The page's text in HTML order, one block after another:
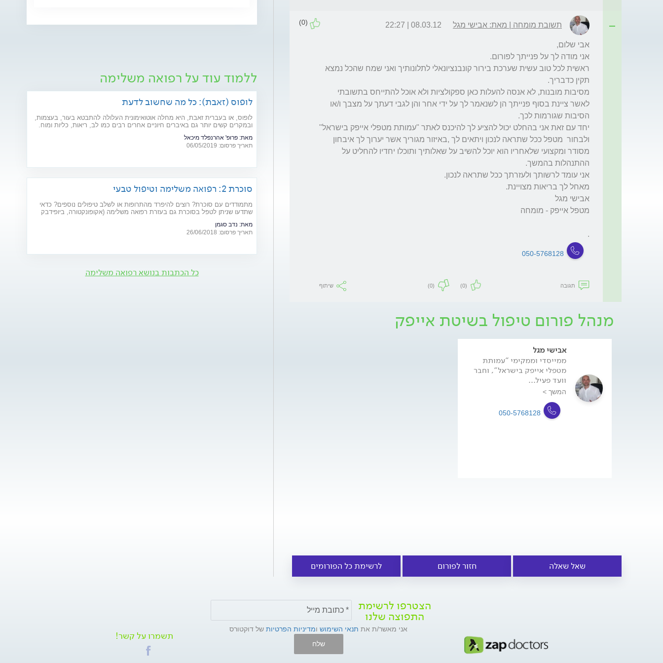
תשובת מומחה | מאת: אבישי מגל 08.03.12 | 22:27
(0)
.
050-5768128
תגובה (0)
(0) שיתוף
מנהל פורום טיפול בשיטת אייפק
אבישי מגל
ממייסדי וממקימי "עמותת
מטפלי אייפק בישראל", וחבר
וועד פעיל...
המשך >
050-5768128
שאל שאלה חזור לפורום לרשימת כל הפורומים
ללמוד עוד על רפואה משלימה
לופוס (זאבת): כל מה שחשוב לדעת
לופוס, או בעברית זאבת, היא מחלה אוטואימונית העלולה להתבטא בעור, בעצמות,
ובמקרים קשים יותר גם באיברים חיוניים אחרים רבים כמו לב, ריאות, כליות ומוח.
בשנים האחרונות? כתבה לרגל יום המודעות למחלה (10.5)
מאת: פרופ' אהרנפלד מיכאל
תאריך פרסום: 06/05/2019
סוכרת 2: רפואה משלימה וטיפול טבעי
מתמודדים עם סוכרת? רוצים להיפרד מהתרופות או לשלב טיפולים נוספים? כדאי
שתדעו שניתן לטפל בסוכרת גם בעזרת רפואה משלימה (אקופונקטורה, ביופידבק
מאת: נדב סגמן
תאריך פרסום: 26/06/2018
כל הכתבות בנושא רפואה משלימה
הצטרפו לרשימת
התפוצה שלנו
אני מאשר/ת את תנאי השימוש ומדיניות הפרטיות של דוקטורס
שלח
תשמרו על קשר!